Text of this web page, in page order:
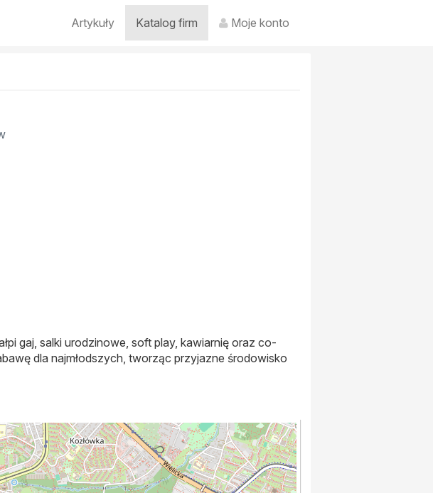
Artykuły Katalog firm Moje konto
gaj, salki urodzinowe, soft play, kawiarnię oraz co-
dla najmłodszych, tworząc przyjazne środowisko